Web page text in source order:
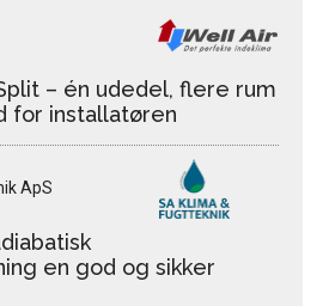
– én udedel, flere rum
for installatøren
ApS
en god og sikker